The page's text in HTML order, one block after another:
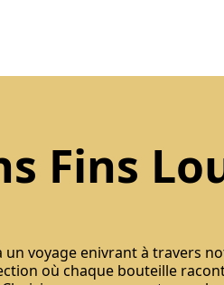
Fins
un voyage enivrant à travers
où chaque bouteille